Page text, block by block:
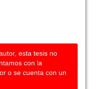
esta tesis no
con la
o se cuenta con un